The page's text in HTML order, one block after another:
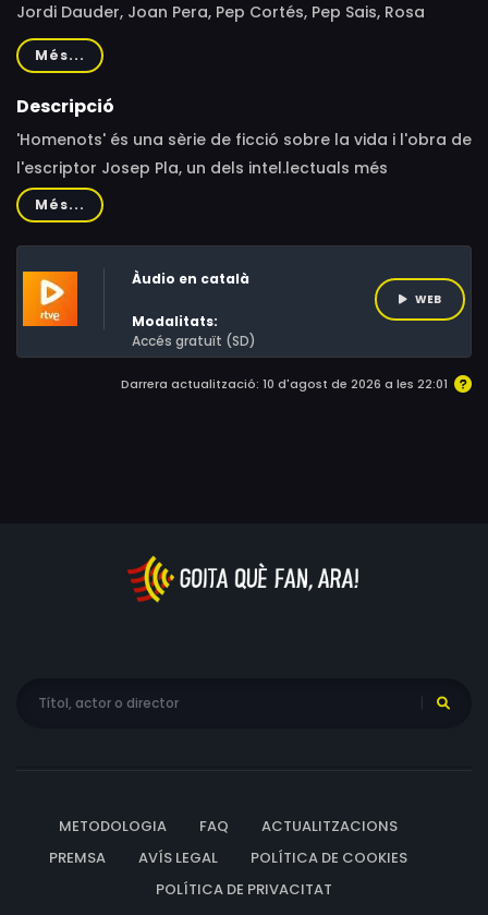
Jordi Dauder, Joan Pera, Pep Cortés, Pep Sais, Rosa
Maria Sardà, Pere Arquillué, Edgar Manjarres
Més...
Descripció
'Homenots' és una sèrie de ficció sobre la vida i l'obra de
l'escriptor Josep Pla, un dels intel.lectuals més
destacats del segle XX. La sèrie consta de 6 capítols de
50 min. Dirigida per Sergi Schaaff, amb el suport de
Xavier Bru de Sala com a director de continguts, la
figura de Josep Pla està interpretada en les tres etapes
de la seva vida, jove, adult i vell, pels actors Fermí
Casado, Pere Arquillué i Artur Trias respectivament.
Més...
Àudio en català
Modalitats:
Accés gratuït (SD)
WEB
Darrera actualització: 10 d'agost de 2026 a les 22:01
METODOLOGIA FAQ
ACTUALITZACIONS
PREMSA
AVÍS LEGAL
POLÍTICA DE COOKIES
POLÍTICA DE PRIVACITAT